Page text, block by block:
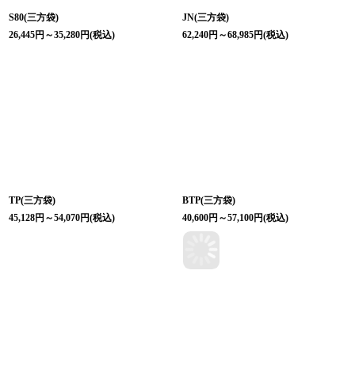
S80(三方袋)
26,445円 ～35,280円(税込)
JN(三方袋)
62,240円 ～68,985円(税込)
TP(三方袋)
45,128円 ～54,070円(税込)
BTP(三方袋)
40,600円 ～57,100円(税込)